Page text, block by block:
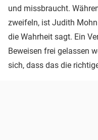
und missbraucht.
zweifeln, ist Judith
die Wahrheit sagt. Ein
Beweisen frei gelassen
sich, dass das die